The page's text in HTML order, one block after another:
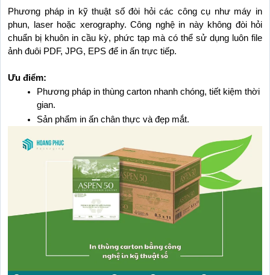
Phương pháp in kỹ thuật số đòi hỏi các công cụ như máy in
phun, laser hoặc xerography. Công nghệ in này không đòi hỏi
chuẩn bị khuôn in cầu kỳ, phức tạp mà có thể sử dụng luôn file
ảnh đuôi PDF, JPG, EPS để in ấn trực tiếp.
Ưu điểm:
Phương pháp in thùng carton nhanh chóng, tiết kiệm thời
gian.
Sản phẩm in ấn chân thực và đẹp mắt.